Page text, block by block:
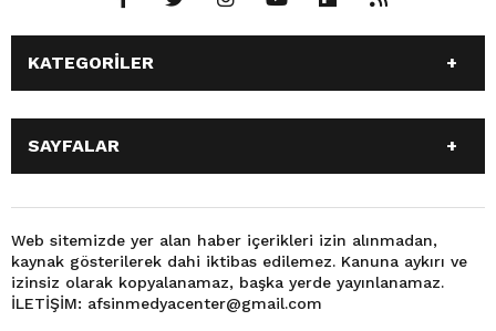
KATEGORİLER
ANASAYFA
GÜNDEM
SİYASET
SPOR
EKONOMİ
TEKNOLOJİ
3. SAYFA
BÜYÜKŞEHİR BELEDİYESİ
DÜNYA
FOTO GALERİ
KÜLTÜR SANAT
MAGAZİN
OTOMOBİL
SAYFALAR
SİYASET
EĞİTİM
SPOR
EKONOMİ
TEKNOLOJİ
3. SAYFA
Web sitemizde yer alan haber içerikleri izin alınmadan,
kaynak gösterilerek dahi iktibas edilemez. Kanuna aykırı ve
izinsiz olarak kopyalanamaz, başka yerde yayınlanamaz.
İLETİŞİM: afsinmedyacenter@gmail.com